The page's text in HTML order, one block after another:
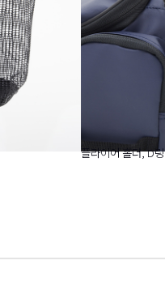
플라이어 홀더, D링